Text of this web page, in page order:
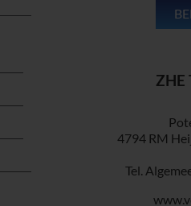
ZHE
4794 RM
Tel.